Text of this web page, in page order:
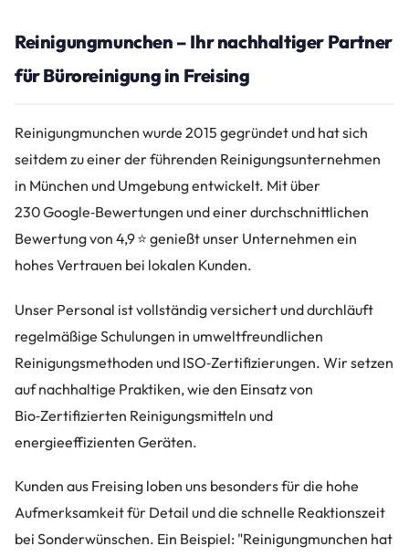
Reinigungmunchen – Ihr nachhaltiger Partner
für Büroreinigung in Freising
Reinigungmunchen wurde 2015 gegründet und hat sich
seitdem zu einer der führenden Reinigungsunternehmen
in München und Umgebung entwickelt. Mit über
230 Google‑Bewertungen und einer durchschnittlichen
Bewertung von 4,9 ⭐ genießt unser Unternehmen ein
hohes Vertrauen bei lokalen Kunden.
Unser Personal ist vollständig versichert und durchläuft
regelmäßige Schulungen in umweltfreundlichen
Reinigungsmethoden und ISO‑Zertifizierungen. Wir setzen
auf nachhaltige Praktiken, wie den Einsatz von
Bio‑Zertifizierten Reinigungsmitteln und
energieeffizienten Geräten.
Kunden aus Freising loben uns besonders für die hohe
Aufmerksamkeit für Detail und die schnelle Reaktionszeit
bei Sonderwünschen. Ein Beispiel: "Reinigungmunchen hat